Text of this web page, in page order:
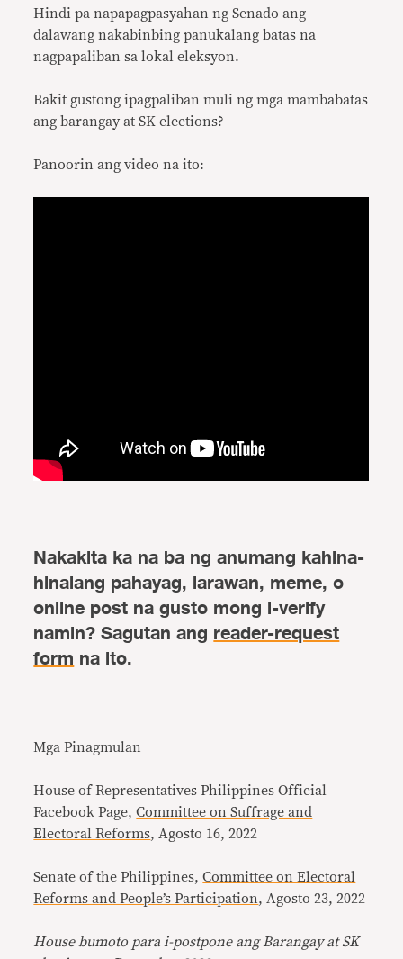
Hindi pa napapagpasyahan ng Senado ang
dalawang nakabinbing panukalang batas na
nagpapaliban sa lokal eleksyon.
Bakit gustong ipagpaliban muli ng mga mambabatas
ang barangay at SK elections?
Panoorin ang video na ito:
Nakakita ka na ba ng anumang kahina-
hinalang pahayag, larawan, meme, o
online post na gusto mong i-verify
namin? Sagutan angreader-request
formna ito.
Mga Pinagmulan
House of Representatives Philippines Official
Facebook Page,Committee on Suffrage and
Electoral Reforms, Agosto 16, 2022
Senate of the Philippines,Committee on Electoral
Reforms and People’s Participation, Agosto 23, 2022
House bumoto para i-postpone ang Barangay at SK